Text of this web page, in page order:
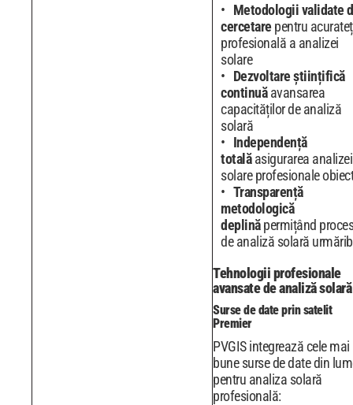
Metodologii validate
cercetare pentru
profesională a analizei
solare
Dezvoltare științifică
continuăavansarea
capacităților de analiză
solară
Independență
totalăasigurarea analizei
solare profesionale
Transparență
metodologică
deplinăpermițând
de analiză solară
Tehnologii profesionale
avansate de analiză solară
Surse de date prin satelit
Premier
PVGIS integrează cele mai
bune surse de date din
pentru analiza solară
profesională: